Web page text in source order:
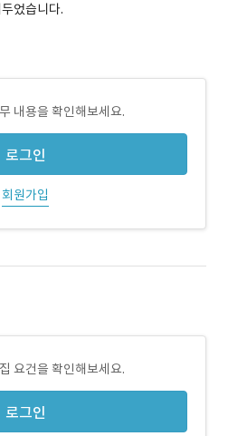
었습니다.
내용을 확인해보세요.
로그인
회원가입
요건을 확인해보세요.
로그인